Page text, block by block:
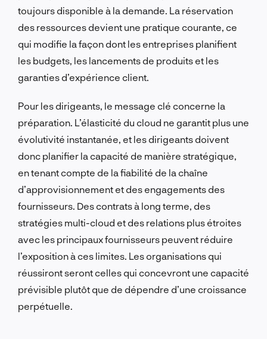
toujours disponible à la demande. La réservation
des ressources devient une pratique courante, ce
qui modifie la façon dont les entreprises planifient
les budgets, les lancements de produits et les
garanties d’expérience client.
Pour les dirigeants, le message clé concerne la
préparation. L’élasticité du cloud ne garantit plus une
évolutivité instantanée, et les dirigeants doivent
donc planifier la capacité de manière stratégique,
en tenant compte de la fiabilité de la chaîne
d’approvisionnement et des engagements des
fournisseurs. Des contrats à long terme, des
stratégies multi-cloud et des relations plus étroites
avec les principaux fournisseurs peuvent réduire
l’exposition à ces limites. Les organisations qui
réussiront seront celles qui concevront une capacité
prévisible plutôt que de dépendre d’une croissance
perpétuelle.